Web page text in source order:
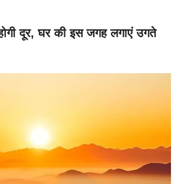
दूर, घर की इस जगह लगाएं उगते